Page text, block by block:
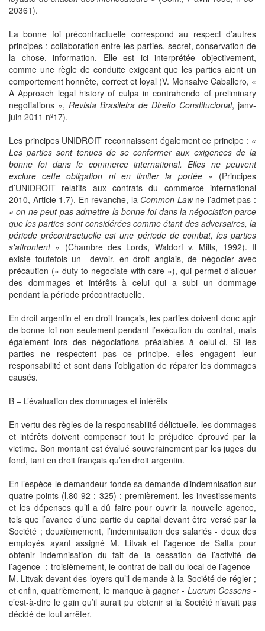
20361).
La bonne foi précontractuelle correspond au respect d’autres
principes : collaboration entre les parties, secret, conservation de
la chose, information. Elle est ici interprétée objectivement,
comme une règle de conduite exigeant que les parties aient un
comportement honnête, correct et loyal (V. Monsalve Caballero, «
A Approach legal history of culpa in contrahendo of preliminary
negotiations », Revista Brasileira de Direito Constitucional, janv-
juin 2011 nº17).
Les principes UNIDROIT reconnaissent également ce principe : «
Les parties sont tenues de se conformer aux exigences de la
bonne foi dans le commerce international. Elles ne peuvent
exclure cette obligation ni en limiter la portée » (Principes
d’UNIDROIT relatifs aux contrats du commerce international
2010, Article 1.7). En revanche, la Common Lawne l’admet pas :
« on ne peut pas admettre la bonne foi dans la négociation parce
que les parties sont considérées comme étant des adversaires, la
période précontractuelle est une période de combat, les parties
s'affrontent » (Chambre des Lords, Waldorf v. Mills, 1992). Il
existe toutefois un devoir, en droit anglais, de négocier avec
précaution (« duty to negociate with care »), qui permet d’allouer
des dommages et intérêts à celui qui a subi un dommage
pendant la période précontractuelle.
En droit argentin et en droit français, les parties doivent donc agir
de bonne foi non seulement pendant l’exécution du contrat, mais
également lors des négociations préalables à celui-ci. Si les
parties ne respectent pas ce principe, elles engagent leur
responsabilité et sont dans l’obligation de réparer les dommages
causés.
B – L’évaluation des dommages et intérêts
En vertu des règles de la responsabilité délictuelle, les dommages
et intérêts doivent compenser tout le préjudice éprouvé par la
victime. Son montant est évalué souverainement par les juges du
fond, tant en droit français qu’en droit argentin.
En l’espèce le demandeur fonde sa demande d’indemnisation sur
quatre points (l.80-92 ; 325) : premièrement, les investissements
et les dépenses qu’il a dû faire pour ouvrir la nouvelle agence,
tels que l’avance d’une partie du capital devant être versé par la
Société ; deuxièmement, l’indemnisation des salariés - deux des
employés ayant assigné M. Litvak et l’agence de Salta pour
obtenir indemnisation du fait de la cessation de l’activité de
l’agence ; troisièmement, le contrat de bail du local de l’agence -
M. Litvak devant des loyers qu’il demande à la Société de régler ;
et enfin, quatrièmement, le manque à gagner - Lucrum Cessens-
c’est-à-dire le gain qu’il aurait pu obtenir si la Société n’avait pas
décidé de tout arrêter.